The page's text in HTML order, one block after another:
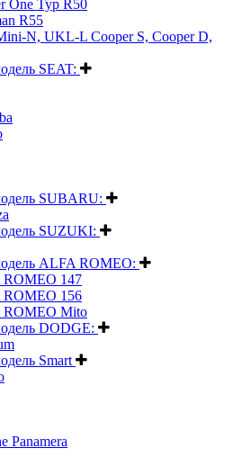
One Typ R50
R55
N, UKL-L Cooper S, Cooper D,
SEAT:
SUBARU:
SUZUKI:
ALFA ROMEO:
147
156
ROMEO Mito
DODGE:
Smart
Panamera